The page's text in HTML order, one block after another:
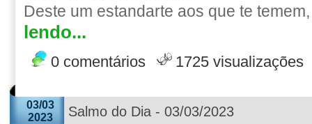
Deste um estandarte aos que te
lendo...
0 comentários 1725 visualizações
03/03
2023
Salmo do Dia - 03/03/2023